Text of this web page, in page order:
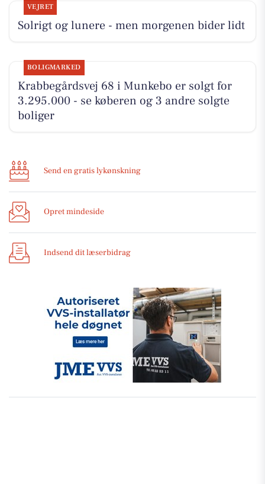
VEJRET
Solrigt og lunere - men morgenen bider lidt
BOLIGMARKED
Krabbegårdsvej 68 i Munkebo er solgt for
3.295.000 - se køberen og 3 andre solgte
boliger
Send en gratis lykønskning
Opret mindeside
Indsend dit læserbidrag